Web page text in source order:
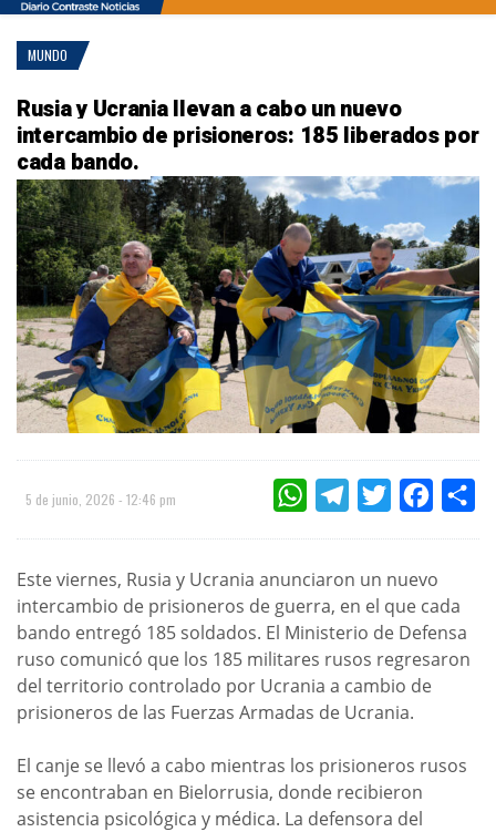
MUNDO
Rusia y Ucrania llevan a cabo un nuevo
intercambio de prisioneros: 185 liberados por
cada bando.
5 de junio, 2026 - 12:46 pm WHATSAPPTELEGRAMTWITTER
Este viernes, Rusia y Ucrania anunciaron un nuevo
intercambio de prisioneros de guerra, en el que cada
bando entregó 185 soldados. El Ministerio de Defensa
ruso comunicó que los 185 militares rusos regresaron
del territorio controlado por Ucrania a cambio de
prisioneros de las Fuerzas Armadas de Ucrania.
El canje se llevó a cabo mientras los prisioneros rusos
se encontraban en Bielorrusia, donde recibieron
asistencia psicológica y médica. La defensora del